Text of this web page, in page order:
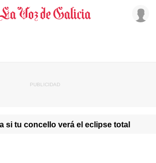
si tu concello verá el eclipse total